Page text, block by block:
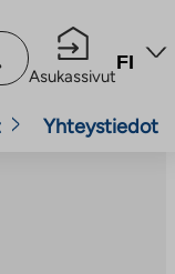
Asukassivut
FI
Yhteystiedot